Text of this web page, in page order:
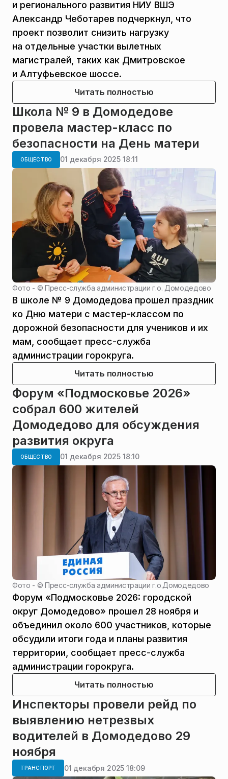
и регионального развития НИУ ВШЭ
Александр Чеботарев подчеркнул, что
проект позволит снизить нагрузку
на отдельные участки вылетных
магистралей, таких как Дмитровское
и Алтуфьевское шоссе.
Читать полностью
Школа № 9 в Домодедове
провела мастер-класс по
безопасности на День матери
ОБЩЕСТВО 01 декабря 2025 18:11
Фото - ©Пресс-служба администрации г.о. Домодедово
В школе № 9 Домодедова прошел праздник
ко Дню матери с мастер-классом по
дорожной безопасности для учеников и их
мам, сообщает пресс-служба
администрации горокруга.
Читать полностью
Форум «Подмосковье 2026»
собрал 600 жителей
Домодедово для обсуждения
развития округа
ОБЩЕСТВО 01 декабря 2025 18:10
Фото - ©Пресс-служба администрации г.о.Домодедово
Форум «Подмосковье 2026: городской
округ Домодедово» прошел 28 ноября и
объединил около 600 участников, которые
обсудили итоги года и планы развития
территории, сообщает пресс-служба
администрации горокруга.
Читать полностью
Инспекторы провели рейд по
выявлению нетрезвых
водителей в Домодедово 29
ноября
ТРАНСПОРТ 01 декабря 2025 18:09